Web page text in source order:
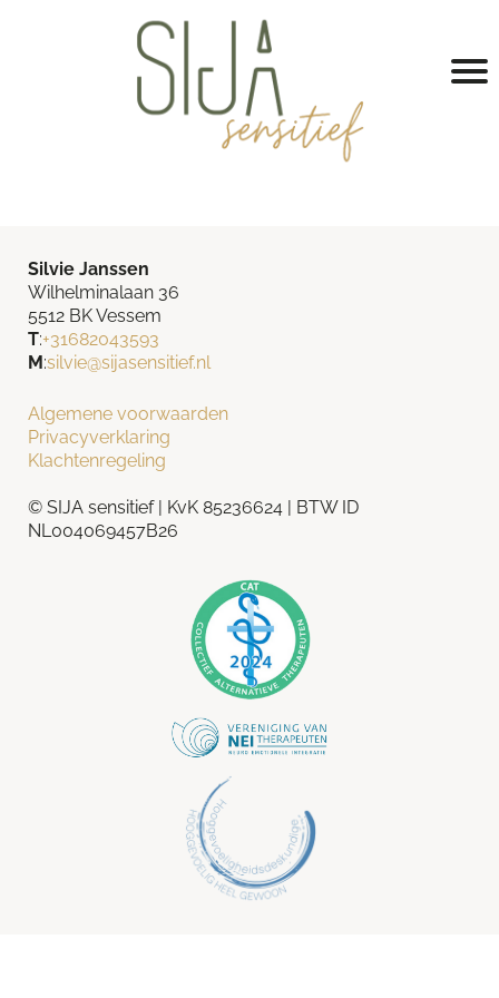
Silvie Janssen
Wilhelminalaan 36
5512 BK Vessem
T:+31682043593
M:silvie@sijasensitief.nl
Algemene voorwaarden
Privacyverklaring
Klachtenregeling
© SIJA sensitief | KvK 85236624 | BTW ID
NL004069457B26